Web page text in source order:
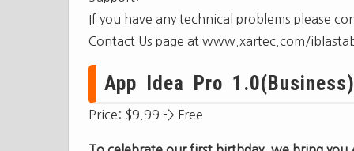
If you have any technical problems please
Contact Us page at www.xartec.com/
App Idea Pro
Price: $9.99 -> Free